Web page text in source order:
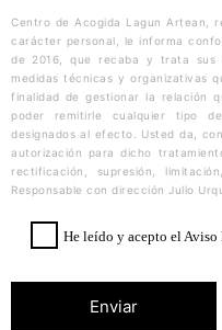
Centro de Acogida Lagun Artean,
carácter personal, le informa
de 2016, que recaba y trata sus
medidas técnicas y organizativas
finalidad de gestionar la relación
poder remitirle cualquier tipo
designados al efecto. Usted da,
autorización para dicho
rectificación, supresión,
Responsable con dirección Julio
He leído y acepto el